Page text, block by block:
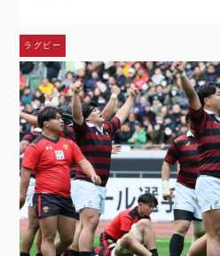
ラグビー